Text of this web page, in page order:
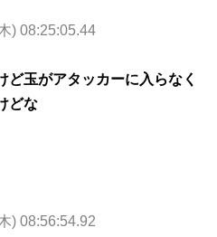
) 08:25:05.44
ど玉がアタッカーに入らなく
どな
) 08:56:54.92